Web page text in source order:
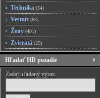
Technika (54)
Vesmír (88)
Ženy (491)
Zvieratá (25)
Hľadať HD pozadie
Zadaj hľadaný výraz.